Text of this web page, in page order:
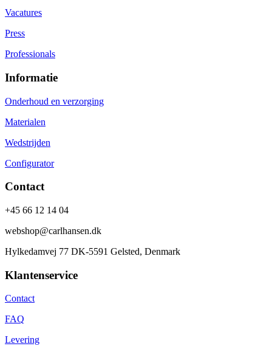
Vacatures
Press
Professionals
Informatie
Onderhoud en verzorging
Materialen
Wedstrijden
Configurator
Contact
+45 66 12 14 04
webshop@carlhansen.dk
Hylkedamvej 77 DK-5591 Gelsted, Denmark
Klantenservice
Contact
FAQ
Levering